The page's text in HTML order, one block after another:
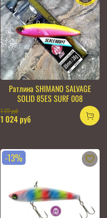
Ратлина SHIMANO SALVAGE
SOLID 85ES SURF 008
1 177 руб
1 024 руб
-13%